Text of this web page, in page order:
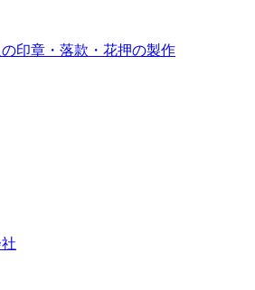
印章・落款・花押の製作